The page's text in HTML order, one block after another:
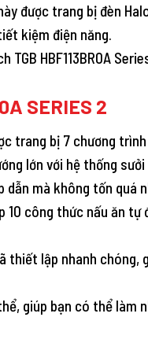
được trang bị đèn
kiệm điện năng.
HBF113BR0A
SERIES 2
trang bị 7 chương
lớn với hệ thống
dẫn mà không tốn quá
10 công thức nấu ăn
thiết lập nhanh
giúp bạn có thể